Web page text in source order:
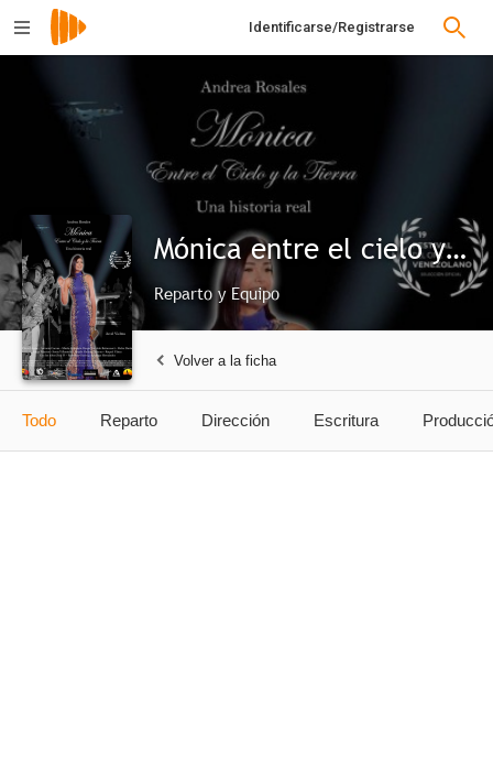
Identificarse/Registrarse
Mónica entre el cielo y la tierra
Reparto y Equipo
Volver a la ficha
Todo Reparto Dirección Escritura